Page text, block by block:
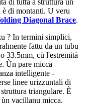
di tutta a struttura ùn
è di montanti. U veru
Diagonal Brace.
? In termini simplici,
fattu da un tubu
33.5mm, cù l'estremità
Ùn pare micca
intelligente -
linee urizzuntali di
triangulare. È
vacillanu micca.